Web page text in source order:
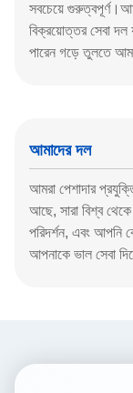
সবচেয়ে
বিক্রয়োত্তর সেবা দল
পারেন গড়ে তুলতে
আমাদের দল
আমরা পেশাদার
আছে, সারা বিশ্ব
পরিদর্শন, এবং
আপনাকে ভাল সেবা